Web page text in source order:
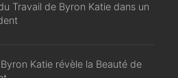
Travail de Byron Katie dans un
Katie révèle la Beauté de